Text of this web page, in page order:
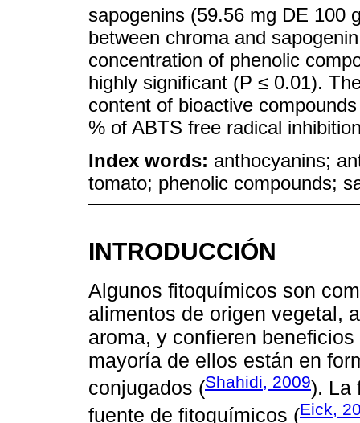
sapogenins (59.56 mg DE 100
between chroma and
concentration of phenolic
highly significant (P ≤ 0.01).
content of bioactive
% of ABTS free radical
Index words: anthocyanins;
tomato; phenolic compounds;
INTRODUCCIÓN
Algunos fitoquímicos son
alimentos de origen vegetal,
aroma, y confieren
mayoría de ellos están en
conjugados (Shahidi, 2009). La
fuente de fitoquímicos (Eick,